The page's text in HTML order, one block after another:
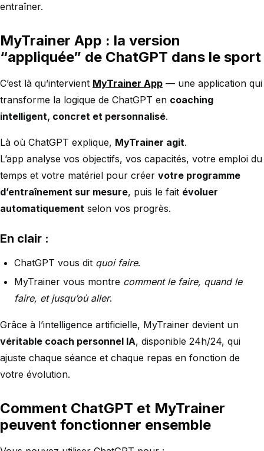
entraîner.
MyTrainer App : la version
“appliquée” de ChatGPT dans le sport
C’est là qu’intervient MyTrainer App — une application qui
transforme la logique de ChatGPT en coaching
intelligent, concret et personnalisé.
Là où ChatGPT explique, MyTrainer agit.
L’app analyse vos objectifs, vos capacités, votre emploi du
temps et votre matériel pour créer votre programme
d’entraînement sur mesure, puis le fait évoluer
automatiquement selon vos progrès.
En clair :
ChatGPT vous dit quoi faire.
MyTrainer vous montre comment le faire, quand le
faire, et jusqu’où aller.
Grâce à l’intelligence artificielle, MyTrainer devient un
véritable coach personnel IA, disponible 24h/24, qui
ajuste chaque séance et chaque repas en fonction de
votre évolution.
Comment ChatGPT et MyTrainer
peuvent fonctionner ensemble